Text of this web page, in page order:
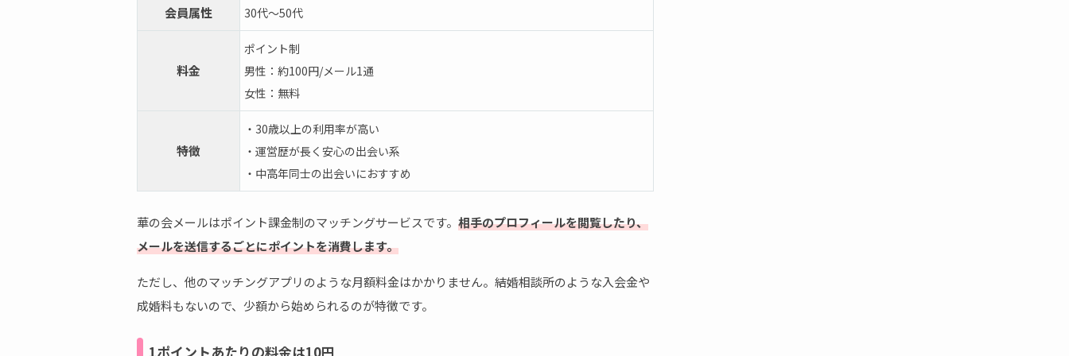
会員属性 30代～50代
料金
ポイント制
男性：約100円/メール1通
女性：無料
特徴
・30歳以上の利用率が高い
・運営歴が長く安心の出会い系
・中高年同士の出会いにおすすめ
華の会メールはポイント課金制のマッチングサービスです。 相手のプロフィールを閲覧したり、
メールを送信するごとにポイントを消費します。
ただし、他のマッチングアプリのような月額料金はかかりません。結婚相談所のような入会金や
成婚料もないので、少額から始められるのが特徴です。
1ポイントあたりの料金は10円